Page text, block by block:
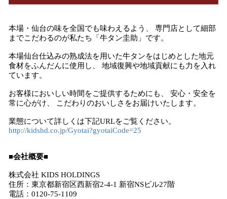
本場・仙台の味を全国でも味わえるよう、 専門店として細部
までこだわるのが私たち「牛タン圭助」です。
本場仙台仕込みの熟成法を用いた牛タンをはじめとした地元
食材をふんだんに使用し、 地域復興や地域貢献にも力を入れ
ています。
お客様においしい時間をご提供するためにも、 安心・安全を
常に心がけ、 こだわりのおいしさをお届けいたします。
業態について詳しくは下記URLをご覧ください。
http://kidshd.co.jp/Gyotai?gyotaiCode=25
■会社概要■
株式会社 KIDS HOLDINGS
住所：東京都新宿区西新宿2-4-1 新宿NSビル27階
電話：0120-75-1109